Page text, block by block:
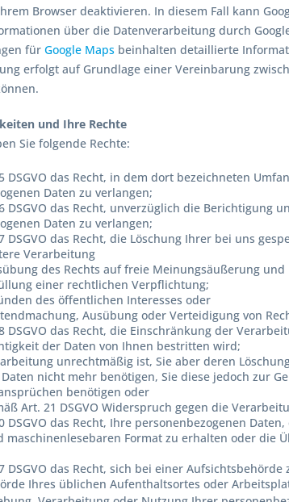
Browser deaktivieren. In diesem Fall kann
über die Datenverarbeitung durch
fürGoogle Maps beinhalten detaillierte
erfolgt auf Grundlage einer Vereinbarung
und Ihre Rechte
Sie folgende Rechte:
DSGVO das Recht, in dem dort bezeichneten
Daten zu verlangen;
DSGVO das Recht, unverzüglich die
Daten zu verlangen;
DSGVO das Recht, die Löschung Ihrer bei uns
Verarbeitung
des Rechts auf freie Meinungsäußerung
einer rechtlichen Verpflichtung;
des öffentlichen Interesses oder
Ausübung oder Verteidigung von
DSGVO das Recht, die Einschränkung der
der Daten von Ihnen bestritten wird;
unrechtmäßig ist, Sie aber deren
nicht mehr benötigen, Sie diese jedoch zur
benötigen oder
Art. 21 DSGVO Widerspruch gegen die
DSGVO das Recht, Ihre personenbezogenen
maschinenlesebaren Format zu erhalten oder die
DSGVO das Recht, sich bei einer
Ihres üblichen Aufenthaltsortes oder